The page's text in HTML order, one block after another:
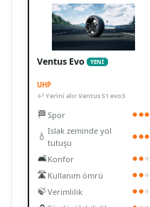
Ventus Evo YENİ
UHP
↩ Yerini alır Ventus S1 evo3
🏁 Spor ●●●
💧 Islak zeminde yol
tutuşu
●●●
🛋️Konfor ●●●
🛣️ Kullanım ömrü ●●●
🍃Verimlilik ●●●